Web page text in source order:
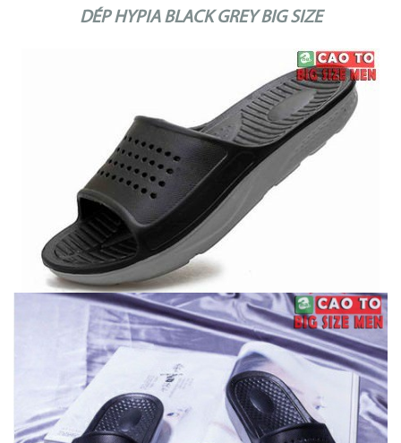
DÉP HYPIA BLACK GREY BIG SIZE